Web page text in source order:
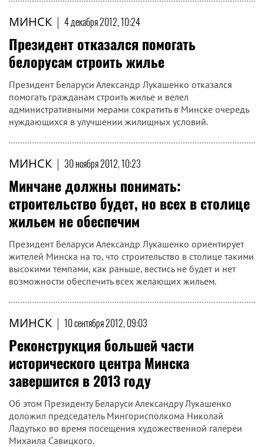
МИНСК | 4 декабря 2012, 10:24
Президент отказался помогать
белорусам строить жилье
Президент Беларуси Александр Лукашенко отказался
помогать гражданам строить жилье и велел
административными мерами сократить в Минске очередь
нуждающихся в улучшении жилищных условий.
МИНСК | 30 ноября 2012, 10:23
Минчане должны понимать:
строительство будет, но всех в столице
жильем не обеспечим
Президент Беларуси Александр Лукашенко ориентирует
жителей Минска на то, что строительство в столице такими
высокими темпами, как раньше, вестись не будет и нет
возможности обеспечить всех желающих жильем.
МИНСК | 10 сентября 2012, 09:03
Реконструкция большей части
исторического центра Минска
завершится в 2013 году
Об этом Президенту Беларуси Александру Лукашенко
доложил председатель Мингорисполкома Николай
Ладутько во время посещения художественной галереи
Михаила Савицкого.